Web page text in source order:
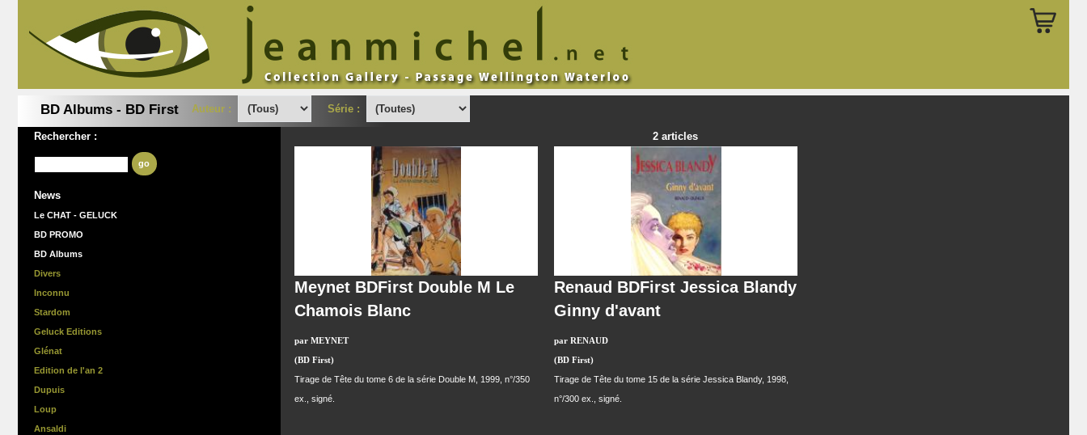
BD Albums - BD First Auteur : Série :
Rechercher :
go
News
Le CHAT - GELUCK
BD PROMO
BD Albums
Divers
Inconnu
Stardom
Geluck Editions
Glénat
Edition de l'an 2
Dupuis
Loup
Ansaldi
2 articles
Meynet BDFirst Double M Le
Chamois Blanc
par MEYNET
(BD First)
Tirage de Tête du tome 6 de la série Double M, 1999, n°/350
ex., signé.
Renaud BDFirst Jessica Blandy
Ginny d'avant
par RENAUD
(BD First)
Tirage de Tête du tome 15 de la série Jessica Blandy, 1998,
n°/300 ex., signé.